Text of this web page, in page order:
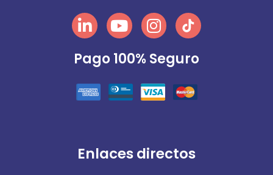
LinkedinYoutubeInstagram
Tiktok
Pago 100% Seguro
Enlaces directos